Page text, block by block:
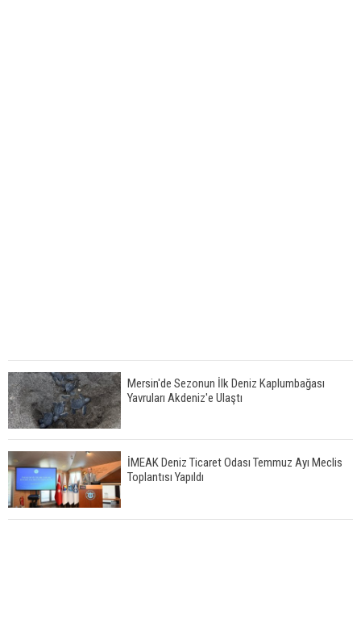
Mersin'de Sezonun İlk Deniz Kaplumbağası
Yavruları Akdeniz'e Ulaştı
İMEAK Deniz Ticaret Odası Temmuz Ayı Meclis
Toplantısı Yapıldı